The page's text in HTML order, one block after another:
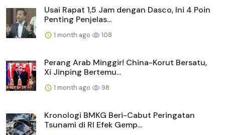
Usai Rapat 1,5 Jam dengan Dasco, Ini 4 Poin
Penting Penjelas...
1 month ago 108
Perang Arab Minggir! China-Korut Bersatu,
Xi Jinping Bertemu...
1 month ago 98
Kronologi BMKG Beri-Cabut Peringatan
Tsunami di RI Efek Gemp...